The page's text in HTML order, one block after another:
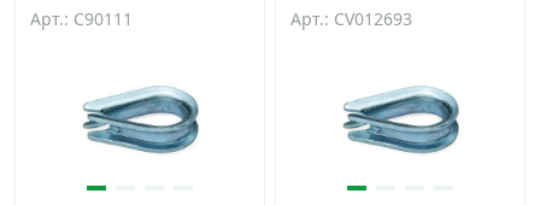
Арт.: C90111 Арт.: CV012693